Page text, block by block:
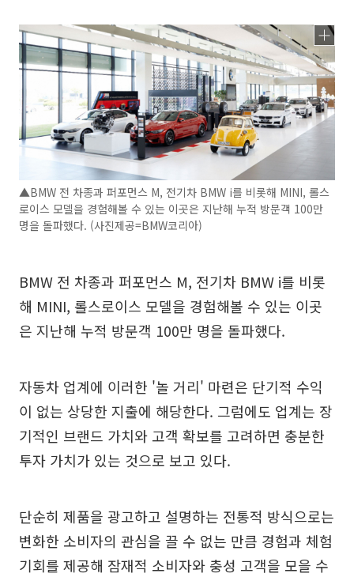
▲BMW 전 차종과 퍼포먼스 M, 전기차 BMW i를 비롯해 MINI, 롤스
로이스 모델을 경험해볼 수 있는 이곳은 지난해 누적 방문객 100만
명을 돌파했다. (사진제공=BMW코리아)
BMW 전 차종과 퍼포먼스 M, 전기차 BMW i를 비롯
해 MINI, 롤스로이스 모델을 경험해볼 수 있는 이곳
은 지난해 누적 방문객 100만 명을 돌파했다.
자동차 업계에 이러한 '놀 거리' 마련은 단기적 수익
이 없는 상당한 지출에 해당한다. 그럼에도 업계는 장
기적인 브랜드 가치와 고객 확보를 고려하면 충분한
투자 가치가 있는 것으로 보고 있다.
단순히 제품을 광고하고 설명하는 전통적 방식으로는
변화한 소비자의 관심을 끌 수 없는 만큼 경험과 체험
기회를 제공해 잠재적 소비자와 충성 고객을 모을 수